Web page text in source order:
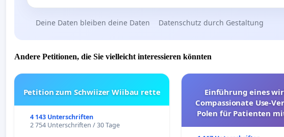
Deine Daten bleiben deine Daten Datenschutz durch Gestaltung
Andere Petitionen, die Sie vielleicht interessieren könnten
Petition zum Schwiizer Wiibau rette
4 143 Unterschriften
2 754 Unterschriften / 30 Tage
Einführung eines
Compassionate Use-
Polen für Patienten